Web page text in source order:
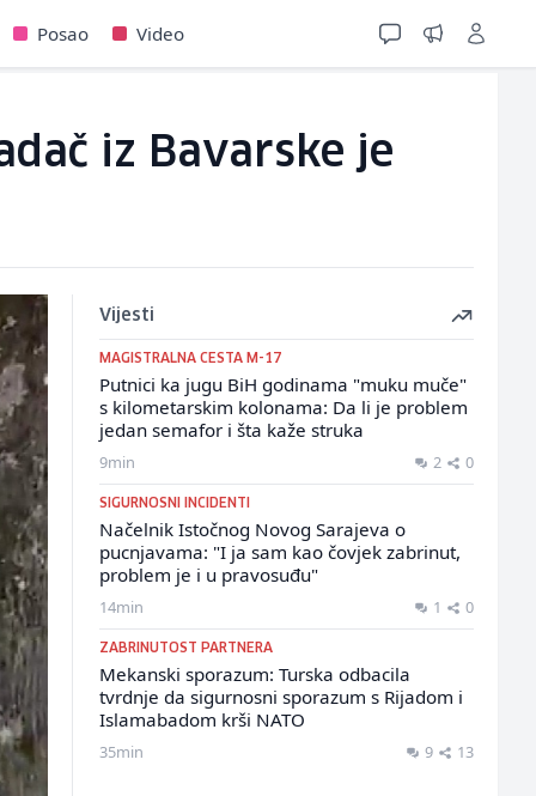
Posao Video
iz Bavarske je
Vijesti
MAGISTRALNA CESTA M-17
Putnici ka jugu BiH godinama "muku muče"
s kilometarskim kolonama: Da li je problem
jedan semafor i šta kaže struka
9min 2 0
SIGURNOSNI INCIDENTI
Načelnik Istočnog Novog Sarajeva o
pucnjavama: "I ja sam kao čovjek zabrinut,
problem je i u pravosuđu"
14min 1 0
ZABRINUTOST PARTNERA
Mekanski sporazum: Turska odbacila
tvrdnje da sigurnosni sporazum s Rijadom i
Islamabadom krši NATO
35min 9 13